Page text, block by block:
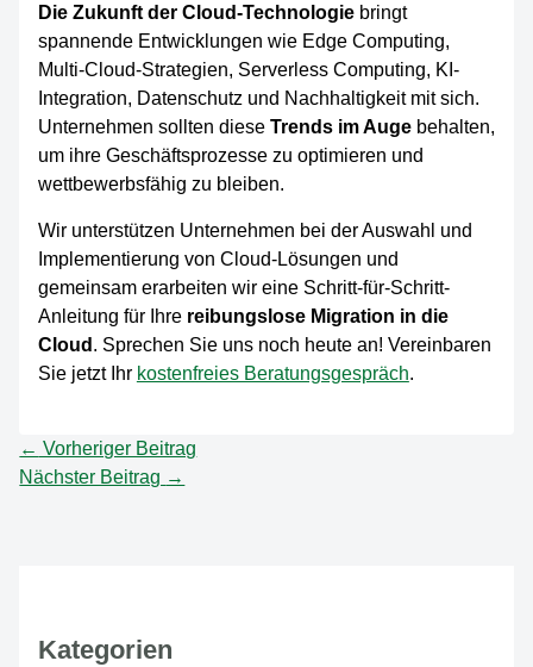
Die Zukunft der Cloud-Technologie bringt
spannende Entwicklungen wie Edge Computing,
Multi-Cloud-Strategien, Serverless Computing, KI-
Integration, Datenschutz und Nachhaltigkeit mit sich.
Unternehmen sollten diese Trends im Auge behalten,
um ihre Geschäftsprozesse zu optimieren und
wettbewerbsfähig zu bleiben.
Wir unterstützen Unternehmen bei der Auswahl und
Implementierung von Cloud-Lösungen und
gemeinsam erarbeiten wir eine Schritt-für-Schritt-
Anleitung für Ihre reibungslose Migration in die
Cloud . Sprechen Sie uns noch heute an! Vereinbaren
Sie jetzt Ihr kostenfreies Beratungsgespräch.
← Vorheriger Beitrag
Nächster Beitrag →
Kategorien